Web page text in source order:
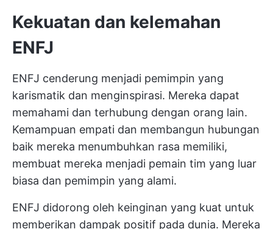
Kekuatan dan kelemahan
ENFJ
ENFJ cenderung menjadi pemimpin yang
karismatik dan menginspirasi. Mereka dapat
memahami dan terhubung dengan orang lain.
Kemampuan empati dan membangun hubungan
baik mereka menumbuhkan rasa memiliki,
membuat mereka menjadi pemain tim yang luar
biasa dan pemimpin yang alami.
ENFJ didorong oleh keinginan yang kuat untuk
memberikan dampak positif pada dunia. Mereka